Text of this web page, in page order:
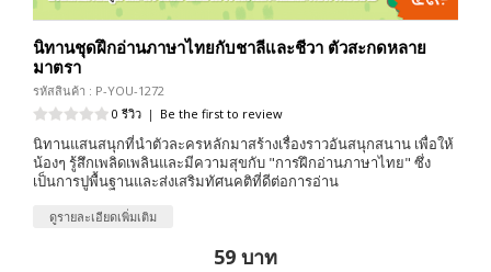
นิทานชุดฝึกอ่านภาษาไทยกับชาลีและชีวา ตัวสะกดหลาย
มาตรา
รหัสสินค้า : P-YOU-1272
0 รีวิว | Be the first to review
นิทานแสนสนุกที่นำตัวละครหลักมาสร้างเรื่องราวอันสนุกสนาน เพื่อให้
น้องๆ รู้สึกเพลิดเพลินและมีความสุขกับ "การฝึกอ่านภาษาไทย" ซึ่ง
เป็นการปูพื้นฐานและส่งเสริมทัศนคติที่ดีต่อการอ่าน
ดูรายละเอียดเพิ่มเติม
59 บาท